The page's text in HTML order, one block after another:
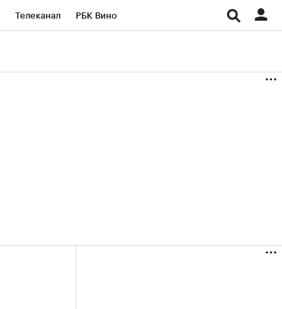
Телеканал РБК Вино